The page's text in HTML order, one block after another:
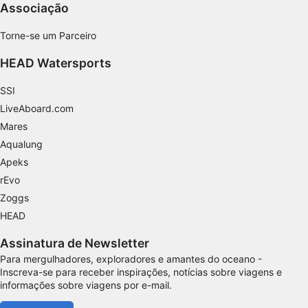
Associação
Torne-se um Parceiro
HEAD Watersports
SSI
LiveAboard.com
Mares
Aqualung
Apeks
rEvo
Zoggs
HEAD
Assinatura de Newsletter
Para mergulhadores, exploradores e amantes do oceano -
Inscreva-se para receber inspirações, notícias sobre viagens e
informações sobre viagens por e-mail.
Entender o público por meio de estatísticas
diferentes.
Desenvolver e melhorar os serviços
conteúdo
Recursos especiais do IAB:
Usar dados exatos de geolocalização
Finalidades de processamento não IAB:
Desempenho
Funcional